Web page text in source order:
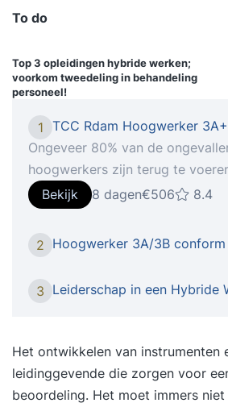
To do
Top 3 opleidingenhybride werken;
voorkom tweedeling in behandeling
personeel!
1 TCC Rdam Hoogwerker
Ongeveer 80% van de
hoogwerkers zijn terug te
onveilig handelen door de
het belangrijk dat de werkgever
verplichte taak, het zorgdragen
deugdelijke
moeilijke situaties de juiste
deze zorg uit handen nemen.
Rotterdan kunnen wij uw
over het veilig werken met een
Bekijk 8 dagen€506 8.4
2 Hoogwerker 3A/3B conform
3 Leiderschap in een Hybride
Het ontwikkelen van instrumenten
leidinggevende die zorgen voor
beoordeling. Het moet immers